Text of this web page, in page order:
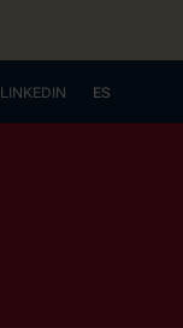
LINKEDIN
ES